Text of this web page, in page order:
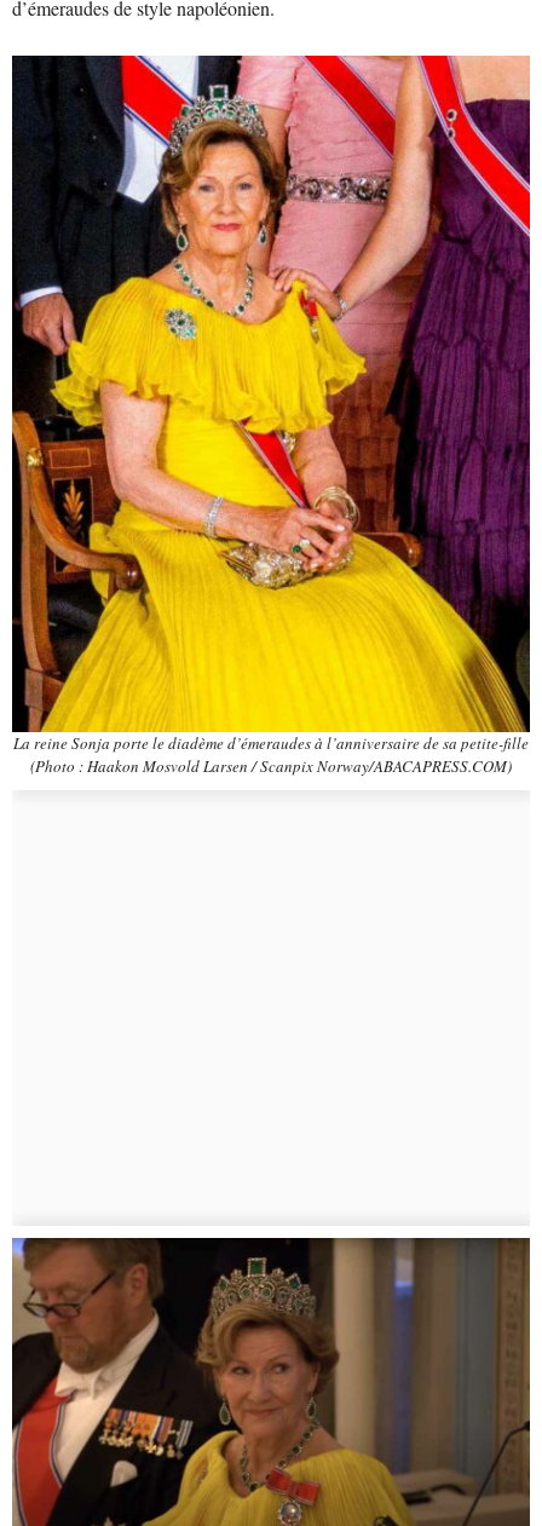
d’émeraudes de style napoléonien.
La reine Sonja porte le diadème d’émeraudes à l’anniversaire de sa petite-fille
(Photo : Haakon Mosvold Larsen / Scanpix Norway/ABACAPRESS.COM)